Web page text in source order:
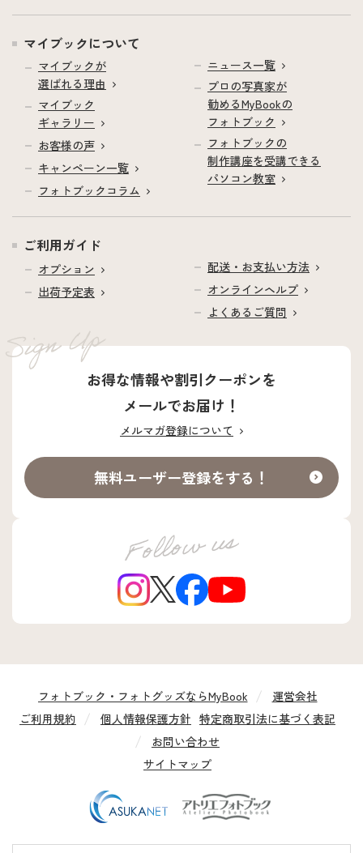
マイブックについて
マイブックが
選ばれる理由
マイブック
ギャラリー
お客様の声
キャンペーン一覧
フォトブックコラム
ニュース一覧
プロの写真家が
勧めるMyBookの
フォトブック
フォトブックの
制作講座を受講できる
パソコン教室
ご利用ガイド
オプション
出荷予定表
配送・お支払い方法
オンラインヘルプ
よくあるご質問
お得な情報や割引クーポンを
メールでお届け！
メルマガ登録について
無料ユーザー登録をする！
フォトブック・フォトグッズならMyBook
運営会社
ご利用規約
個人情報保護方針 特定商取引法に基づく表記
お問い合わせ
サイトマップ